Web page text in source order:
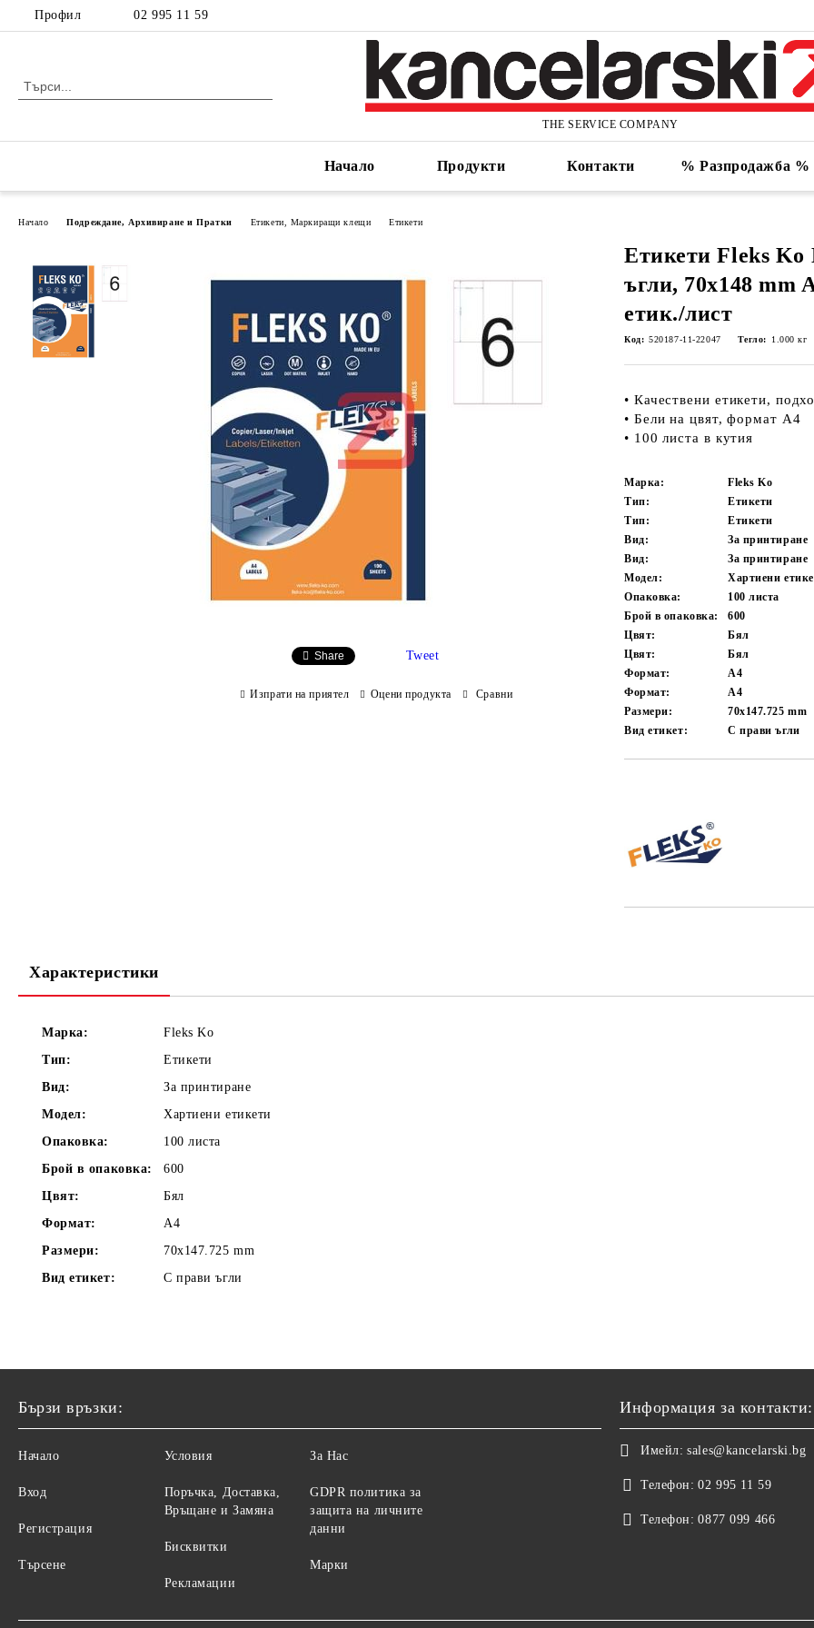
Профил 02 995 11 59
THE SERVICE COMPANY
Начало Продукти Контакти % Разпродажба %
Начало Подреждане, Архивиране и Пратки Етикети, Маркиращи клещи Етикети
Етикети Fleks Ko
ъгли, 70x148 mm
етик./лист
Код: 520187-11-22047 Тегло: 1.000 кг
• Качествени етикети,
• Бели на цвят, формат А4
• 100 листа в кутия
Марка:
Fleks Ko
Тип:
Етикети
Тип:
Етикети
Вид:
За принтиране
Вид:
За принтиране
Модел:
Хартиени
Опаковка:
100 листа
Брой в опаковка:
600
Цвят:
Бял
Цвят:
Бял
Формат:
A4
Формат:
A4
Размери:
70x147.725 mm
Вид етикет:
С прави ъгли
Share Tweet
Изпрати на приятел Оцени продукта Сравни
Характеристики
Марка:
Fleks Ko
Тип:
Етикети
Вид:
За принтиране
Модел:
Хартиени етикети
Опаковка:
100 листа
Брой в опаковка:
600
Цвят:
Бял
Формат:
A4
Размери:
70x147.725 mm
Вид етикет:
С прави ъгли
Бързи връзки:
Начало
Вход
Регистрация
Търсене
Условия
Поръчка, Доставка,
Връщане и Замяна
Бисквитки
Рекламации
За Нас
GDPR политика за
защита на личните
данни
Марки
Информация за контакти:
Имейл: sales@kancelarski.bg
Телефон: 02 995 11 59
Телефон: 0877 099 466